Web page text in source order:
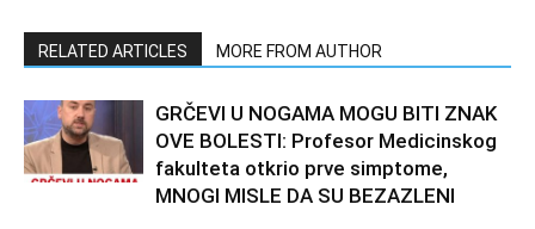
RELATED ARTICLES MORE FROM AUTHOR
GRČEVI U NOGAMA MOGU BITI ZNAK
OVE BOLESTI: Profesor Medicinskog
fakulteta otkrio prve simptome,
MNOGI MISLE DA SU BEZAZLENI